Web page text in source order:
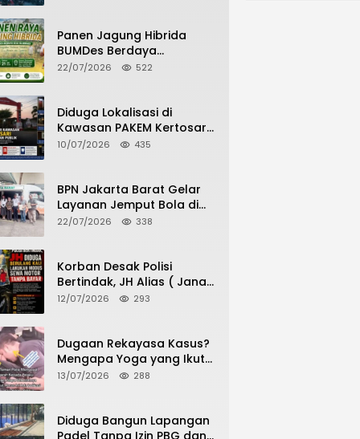
Panen Jagung Hibrida
BUMDes Berdaya
Hilimbuasi, Bukti Nyata
22/07/2026 522
Diduga Lokalisasi di
Kawasan PAKEM Kertosari
Kembali Jadi Sorotan
10/07/2026 435
BPN Jakarta Barat Gelar
Layanan Jemput Bola di
Kantor Kecamatan Grogol
HGB ke SHM
22/07/2026 338
Korban Desak Polisi
Bertindak, JH Alias ( Jana
Haris) Diduga Berulang
12/07/2026 293
Dugaan Rekayasa Kasus?
Mengapa Yoga yang Ikut
Menangkap Pelaku
Tersangka?
13/07/2026 288
Diduga Bangun Lapangan
Padel Tanpa Izin PBG dan